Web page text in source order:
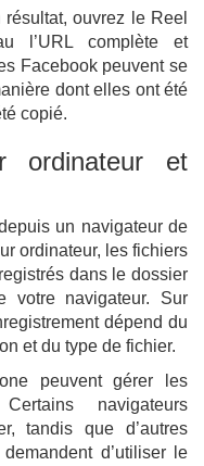
ouvrez le Reel
l’URL complète et
Facebook peuvent se
dont elles ont été
copié.
ordinateur et
un navigateur de
ordinateur, les fichiers
dans le dossier
votre navigateur. Sur
dépend du
et du type de fichier.
peuvent gérer les
navigateurs
tandis que d’autres
d’utiliser le